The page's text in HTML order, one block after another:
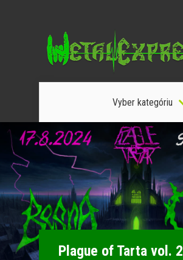
Vyber kategóriu
Plague of Tarta vol. 2